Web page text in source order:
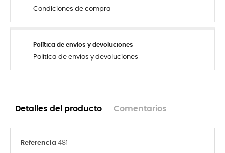
Condiciones de compra
Política de envíos y devoluciones
Política de envíos y devoluciones
Detalles del producto Comentarios
Referencia 481